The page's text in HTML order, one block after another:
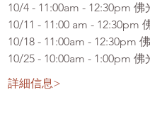
10/4 - 11:00am - 12:30pm
10/11 - 11:00 am - 12:30pm
10/18 - 11:00am - 12:30pm
10/25 - 10:00am - 1:00pm
詳細信息>